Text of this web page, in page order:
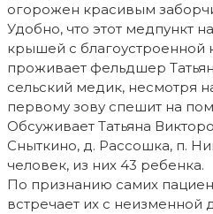
огорожен красивым
Удобно, что этот медпункт
крышей с благоустроенной
проживает фельдшер
сельский медик, несмотря
первому зову спешит на
Обсуживает Татьяна
Сныткино, д. Рассошка, п.
человек, из них 43 ребенка.
По признанию самих
встречает их с неизменной